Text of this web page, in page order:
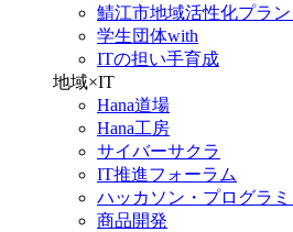
鯖江市地域活性化プラン
学生団体with
ITの担い手育成
地域×IT
Hana道場
Hana工房
サイバーサクラ
IT推進フォーラム
ハッカソン・プログラ
商品開発